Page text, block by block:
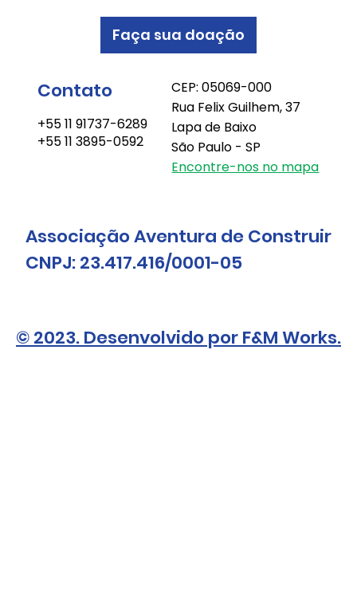
Faça sua doação
Contato
+55 11 91737-6289
+55 11 3895-0592
CEP: 05069-000
Rua Felix Guilhem, 37
Lapa de Baixo
São Paulo - SP
Encontre-nos no mapa
© 2023. Desenvolvido por F&M Works.
Associação Aventura de Construir
CNPJ: 23.417.416/0001-05